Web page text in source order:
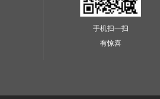
手机扫一扫
有惊喜